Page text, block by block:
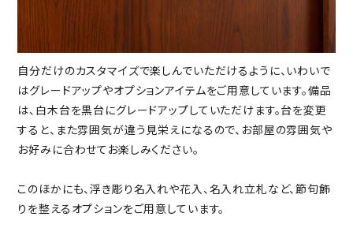
自分だけのカスタマイズで楽しんでいただけるように、いわいで
はグレードアップやオプションアイテムをご用意しています。備品
は、白木台を黒台にグレードアップしていただけます。台を変更
すると、また雰囲気が違う見栄えになるので、お部屋の雰囲気や
お好みに合わせてお楽しみください。
このほかにも、浮き彫り名入れや花入、名入れ立札など、節句飾
りを整えるオプションをご用意しています。